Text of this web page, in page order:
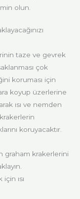
olun.
taze ve gevrek
çok
koruması için
koyup üzerlerine
ısı ve nemden
koruyacaktır.
graham krakerlerini
ısı